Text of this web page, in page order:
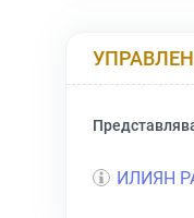
ИЛИЯН